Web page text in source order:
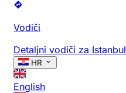
Vodiči
Detaljni vodiči za Istanbul
HR
English